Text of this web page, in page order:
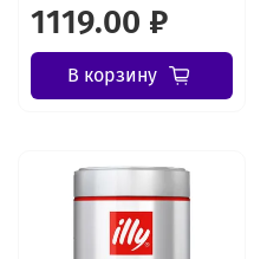
1119.00 ₽
В корзину